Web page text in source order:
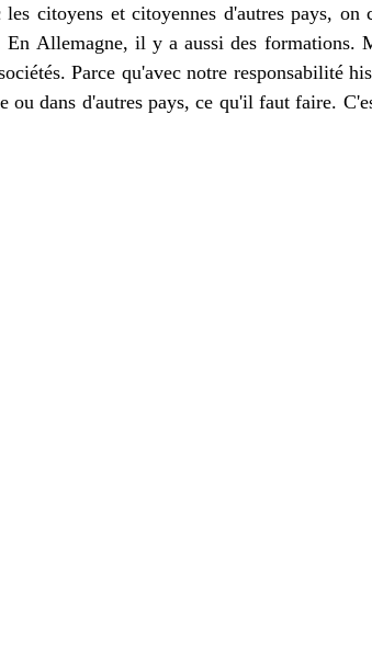
citoyens et citoyennes d'autres pays, on
En Allemagne, il y a aussi des formations.
Parce qu'avec notre responsabilité
ou dans d'autres pays, ce qu'il faut faire.